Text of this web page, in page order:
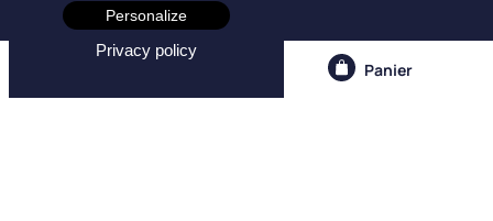
Panier
Personalize
Privacy policy